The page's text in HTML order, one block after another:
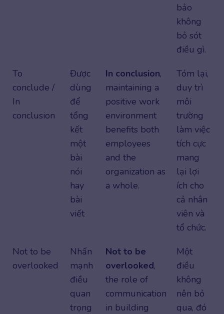
bảo
không
bỏ sót
điều gì.
To
conclude /
In
conclusion
Được
dùng
để
tổng
kết
một
bài
nói
hay
bài
viết
In conclusion,
maintaining a
positive work
environment
benefits both
employees
and the
organization as
a whole.
Tóm lại,
duy trì
môi
trường
làm việc
tích cực
mang
lại lợi
ích cho
cả nhân
viên và
tổ chức.
Not to be
overlooked
Nhấn
mạnh
điều
quan
trọng
Not to be
overlooked,
the role of
communication
in building
Một
điều
không
nên bỏ
qua, đó